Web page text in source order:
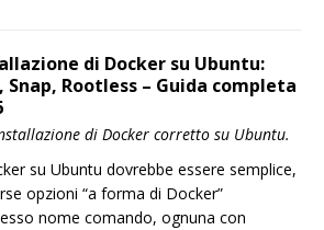
di Docker su Ubuntu:
Snap, Rootless – Guida completa
di Docker corretto su Ubuntu.
su Ubuntu dovrebbe essere semplice,
opzioni “a forma di Docker”
nome comando, ognuna con